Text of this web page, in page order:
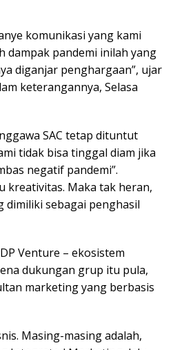
komunikasi yang kami
dampak pandemi inilah yang
diganjar penghargaan”, ujar
keterangannya, Selasa
SAC tetap dituntut
tidak bisa tinggal diam jika
negatif pandemi”.
kreativitas. Maka tak heran,
dimiliki sebagai penghasil
Venture – ekosistem
dukungan grup itu pula,
marketing yang berbasis
Masing-masing adalah,